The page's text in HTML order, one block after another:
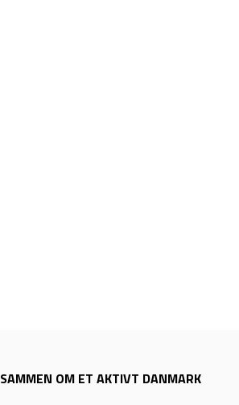
SAMMEN OM ET AKTIVT DANMARK